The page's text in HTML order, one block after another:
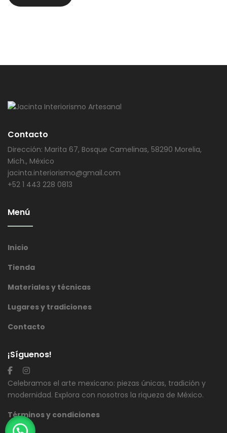
Contacto
Dirección: Marita 67, Bosque Camelinas, 58290 Morelia,
Mich., México
jacinta.interiorismo@gmail.com
+52 1 443 228 0813
Menú
Inicio
Tienda
Materiales y técnicas
Lugares y tradiciones
Contacto
¡Síguenos!
Celebramos el arte mexicano: piezas únicas, tradición y
modernidad. Explora con nosotros la riqueza de México.
Términos y condiciones